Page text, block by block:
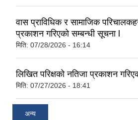
वास प्राविधिक र सामाजिक
प्रकाशन गरिएको सम्बन्धी सूचना l
मिति: 07/28/2026 - 16:14
लिखित परिक्षको नतिजा प्रकाशन
मिति: 07/27/2026 - 18:41
अन्य